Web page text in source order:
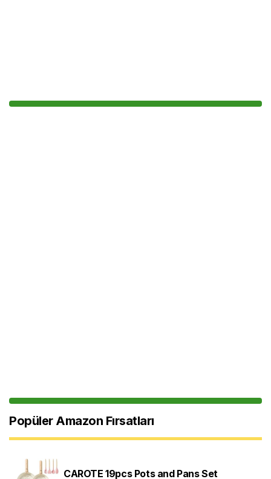
Popüler Amazon Fırsatları
CAROTE 19pcs Pots and Pans Set